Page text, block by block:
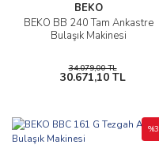
BEKO
BEKO BB 240 Tam Ankastre
Bulaşık Makinesi
34.079,00 TL
30.671,10 TL
%3